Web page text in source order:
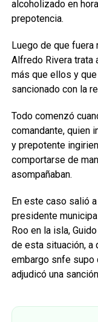
alcoholizado en
prepotencia.
Luego de que fuera
Alfredo Rivera trata
más que ellos y
sancionado con la
Todo comenzó
comandante, quien
y prepotente
comportarse de
asompañaban.
En este caso salió
presidente
Roo en la isla,
de esta situación, a
embargo snfe supo
adjudicó una